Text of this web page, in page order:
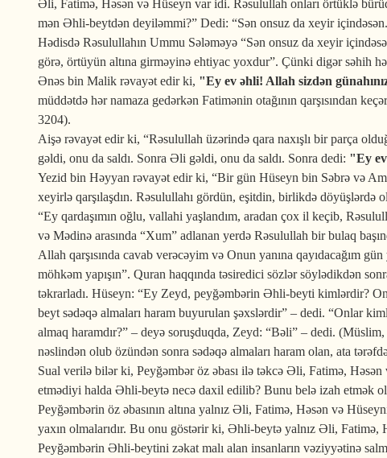
Əli, Fatimə, Həsən və Hüseyn var idi. Rəsulullah onları örtüklə
mən Əhli-beytdən deyiləmmi?” Dedi: “Sən onsuz da xeyir
Hədisdə Rəsulullahın Ummu Sələməyə “Sən onsuz da xeyir
görə, örtüyün altına girməyinə ehtiyac yoxdur”. Çünki digər səhih
Ənəs bin Malik rəvayət edir ki, "Ey ev əhli! Allah sizdən
müddətdə hər namaza gedərkən Fatimənin otağının qarşısından
3204).
Aişə rəvayət edir ki, “Rəsulullah üzərində qara naxışlı bir parça
gəldi, onu da saldı. Sonra Əli gəldi, onu da saldı. Sonra dedi: "Ey
Yezid bin Həyyan rəvayət edir ki, “Bir gün Hüseyn bin Səbrə və
xeyirlə qarşılaşdın. Rəsulullahı gördün, eşitdin, birlikdə döyüşlərdə
“Ey qardaşımın oğlu, vallahi yaşlandım, aradan çox il keçib,
və Mədinə arasında “Xum” adlanan yerdə Rəsulullah bir bulaq
Allah qarşısında cavab verəcəyim və Onun yanına qayıdacağım
möhkəm yapışın”. Quran haqqında təsiredici sözlər söylədikdən
təkrarladı. Hüseyn: “Ey Zeyd, peyğəmbərin Əhli-beyti kimlərdir?
beyt sədəqə almaları haram buyurulan şəxslərdir” – dedi. “Onlar
almaq haramdır?” – deyə soruşduqda, Zeyd: “Bəli” – dedi.
nəslindən olub özündən sonra sədəqə almaları haram olan, ata
Sual verilə bilər ki, Peyğəmbər öz əbası ilə təkcə Əli, Fatimə, Həsən
etmədiyi halda Əhli-beytə necə daxil edilib? Bunu belə izah etmək
Peyğəmbərin öz əbasının altına yalnız Əli, Fatimə, Həsən və
yaxın olmalarıdır. Bu onu göstərir ki, Əhli-beytə yalnız Əli,
Peyğəmbərin Əhli-beytini zəkat malı alan insanların vəziyyətinə